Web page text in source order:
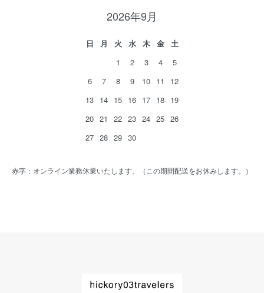
2026年9月
日 月 火 水 木 金
土
1
2 3 4
5
6
7 8 9 10 11
12
13 14 15 16 17 18 19
20 21 22 23 24 25 26
27 28 29 30
赤字：オンライン業務休業いたします。（この期間配送をお休みします。）